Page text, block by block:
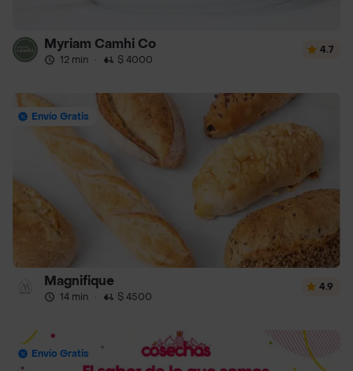
Myriam Camhi Co
12 min · $ 4000
4.7
Envío Gratis
Magnifique
14 min · $ 4500
4.9
Envío Gratis